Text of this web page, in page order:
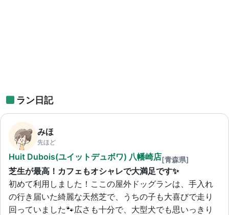
ラン日記
みほ
先ほど
Huit Dubois(ユイットデュボワ) 八幡崎店[青森県]
芝生が最高！カフェもオシャレで大満足です✨
初めて利用しました！ここの屋外ドッグランは、手入れ
の行き届いた綺麗な天然芝で、うちの子も大喜びで走り
回っていました🐾広さも十分で、大型犬でも思いっきり